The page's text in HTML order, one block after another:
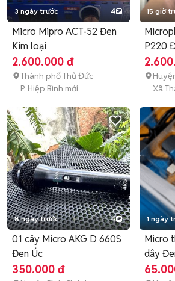
3 ngày trước 4
Micro Mipro ACT-52 Đen
Kim loại
2.600.000 đ
Thành phố Thủ Đức
P. Hiệp Bình mới
15 giờ
P220
Xã
8 ngày trước 4
01 cây Micro AKG D 660S
Đen Úc
350.000 đ
1 ngày
Micro
dây